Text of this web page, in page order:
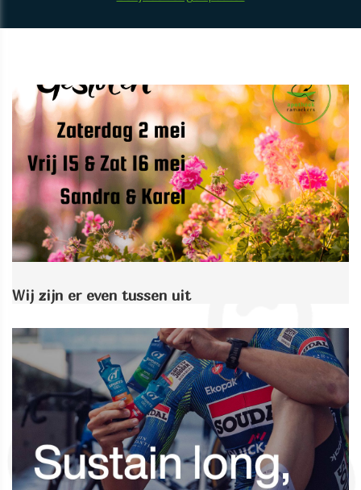
Wij zijn er even tussen uit